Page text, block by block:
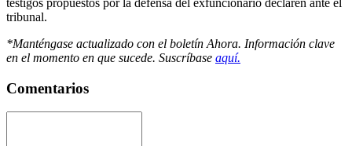
tribunal.
*Manténgase actualizado con el boletín Ahora. Información clave
en el momento en que sucede. Suscríbase aquí.
Comentarios